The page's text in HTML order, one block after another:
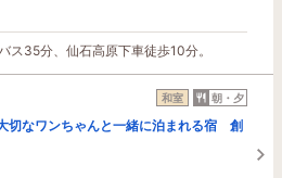
ス35分、仙石高原下車徒歩10分。
和室 朝・夕
切なワンちゃんと一緒に泊まれる宿 創